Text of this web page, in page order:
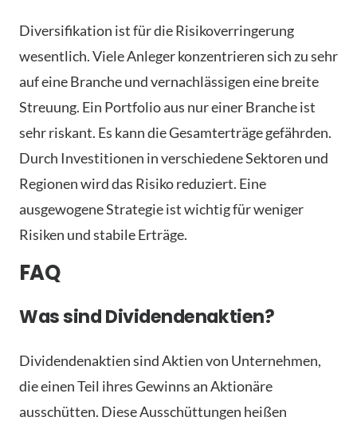
Diversifikation ist für die Risikoverringerung
wesentlich. Viele Anleger konzentrieren sich zu sehr
auf eine Branche und vernachlässigen eine breite
Streuung. Ein Portfolio aus nur einer Branche ist
sehr riskant. Es kann die Gesamterträge gefährden.
Durch Investitionen in verschiedene Sektoren und
Regionen wird das Risiko reduziert. Eine
ausgewogene Strategie ist wichtig für weniger
Risiken und stabile Erträge.
FAQ
Was sind Dividendenaktien?
Dividendenaktien sind Aktien von Unternehmen,
die einen Teil ihres Gewinns an Aktionäre
ausschütten. Diese Ausschüttungen heißen